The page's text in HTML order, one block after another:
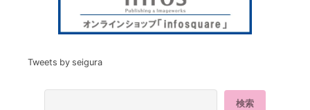
Tweets by seigura